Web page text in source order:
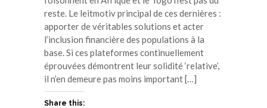
reste. Le leitmotiv principal de ces dernières :
apporter de véritables solutions et acter
l’inclusion financière des populations à la
base. Si ces plateformes continuellement
éprouvées démontrent leur solidité ‘relative’,
il n’en demeure pas moins important […]
Share this: